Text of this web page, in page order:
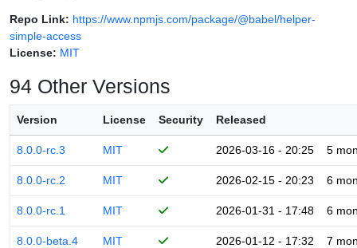
Repo Link: https://www.npmjs.com/package/@babel/helper-
simple-access
License: MIT
94 Other Versions
Version License Security Released
8.0.0-rc.3 MIT 2026-03-16 - 20:25 5
8.0.0-rc.2 MIT 2026-02-15 - 20:23 6
8.0.0-rc.1 MIT 2026-01-31 - 17:48 6
8.0.0-beta.4 MIT 2026-01-12 - 17:32 7